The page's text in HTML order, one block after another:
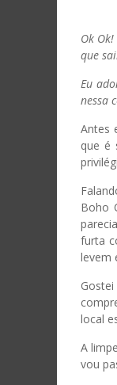
Ok
que
Eu
nessa
Antes
que é
Boho
furta
levem
local
A
vou